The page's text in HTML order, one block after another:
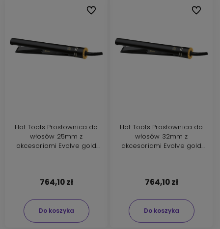
Hot Tools Prostownica do
włosów 25mm z
akcesoriami Evolve gold
764,10 zł
Do koszyka
Do ulubionych
Hot Tools Prostownica do
włosów 32mm z
akcesoriami Evolve gold
764,10 zł
Do koszyka
Do